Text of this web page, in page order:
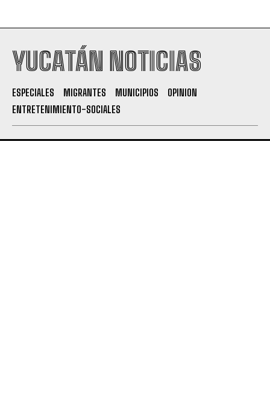
YUCATÁN NOTICIAS
ESPECIALES MIGRANTES MUNICIPIOS
OPINION
ENTRETENIMIENTO-SOCIALES